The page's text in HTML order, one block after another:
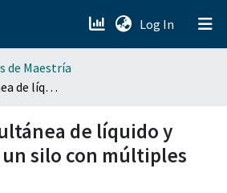
Log In (current)
de Maestría
Descarga simultánea de líquido y granos desde un silo con múltiples orificios
de líquido y
silo con múltiples